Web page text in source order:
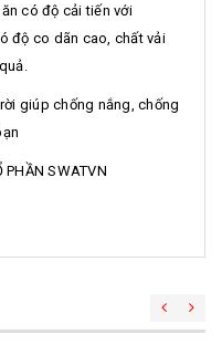
có độ cải tiến với
độ co dãn cao, chất vải
giúp chống nắng, chống
PHẦN SWATVN